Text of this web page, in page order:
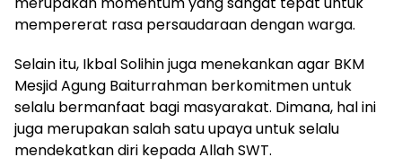
mempererat rasa persaudaraan dengan warga.
Selain itu, Ikbal Solihin juga menekankan agar BKM
Mesjid Agung Baiturrahman berkomitmen untuk
selalu bermanfaat bagi masyarakat. Dimana, hal ini
juga merupakan salah satu upaya untuk selalu
mendekatkan diri kepada Allah SWT.